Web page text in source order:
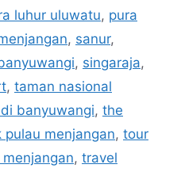
luhur uluwatu, pura
, sanur,
, singaraja,
, taman nasional
banyuwangi, the
menjangan, tour
, travel